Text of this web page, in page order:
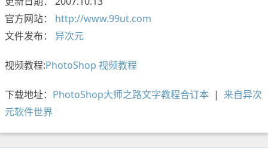
官方网站： http://www.99ut.com
文件发布： 异次元
视频教程:PhotoShop 视频教程
下载地址： PhotoShop大师之路文字教程合订本 | 来自异次
元软件世界